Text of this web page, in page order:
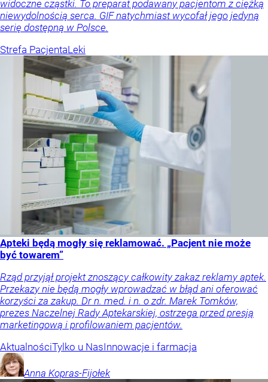
widoczne cząstki. To preparat podawany pacjentom z ciężką
niewydolnością serca. GIF natychmiast wycofał jego jedyną
serię dostępną w Polsce.
Strefa PacjentaLeki
Apteki będą mogły się reklamować. „Pacjent nie może
być towarem”
Rząd przyjął projekt znoszący całkowity zakaz reklamy aptek.
Przekazy nie będą mogły wprowadzać w błąd ani oferować
korzyści za zakup. Dr n. med. i n. o zdr. Marek Tomków,
prezes Naczelnej Rady Aptekarskiej, ostrzega przed presją
marketingową i profilowaniem pacjentów.
AktualnościTylko u NasInnowacje i farmacja
Anna Kopras-Fijołek